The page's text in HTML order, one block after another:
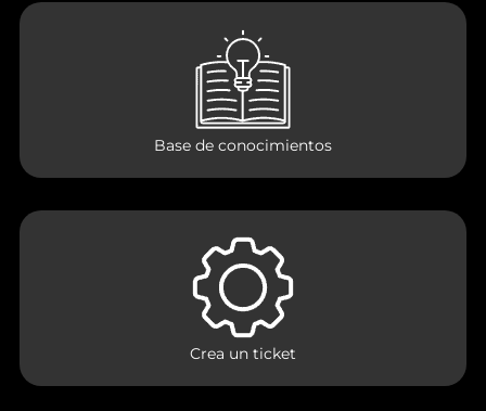
Base de conocimientos
Crea un ticket